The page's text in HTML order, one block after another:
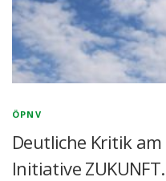
ÖPNV
Deutliche Kritik am
Initiative